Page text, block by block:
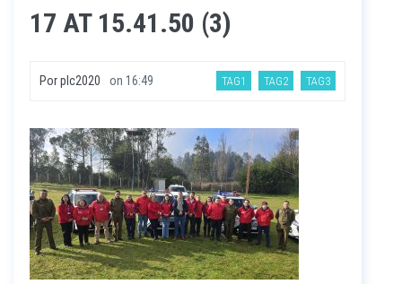
17 AT 15.41.50 (3)
Porplc2020 on 16:49 TAG1 TAG2 TAG3